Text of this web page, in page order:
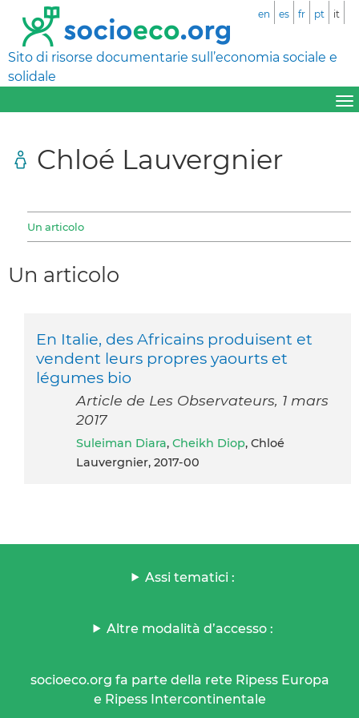
Sito di risorse documentarie sull’economia sociale e
solidale
en es fr pt it
Chloé Lauvergnier
Un articolo
Un articolo
En Italie, des Africains produisent et
vendent leurs propres yaourts et
légumes bio
Article de Les Observateurs, 1 mars
2017
Suleiman Diara, Cheikh Diop, Chloé
Lauvergnier, 2017-00
Assi tematici :
Altre modalità d’accesso :
socioeco.org fa parte della rete Ripess Europa
e Ripess Intercontinentale